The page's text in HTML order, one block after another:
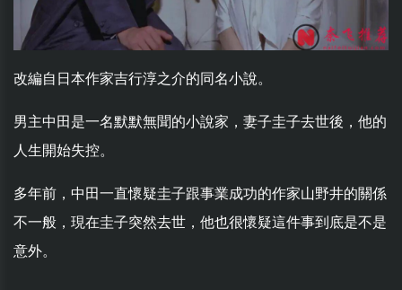
改編自日本作家吉行淳之介的同名小說。
男主中田是一名默默無聞的小說家，妻子圭子去世後，他的
人生開始失控。
多年前，中田一直懷疑圭子跟事業成功的作家山野井的關係
不一般，現在圭子突然去世，他也很懷疑這件事到底是不是
意外。